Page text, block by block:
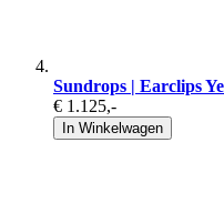
Sundrops | Earclips
€ 1.125,-
In Winkelwagen